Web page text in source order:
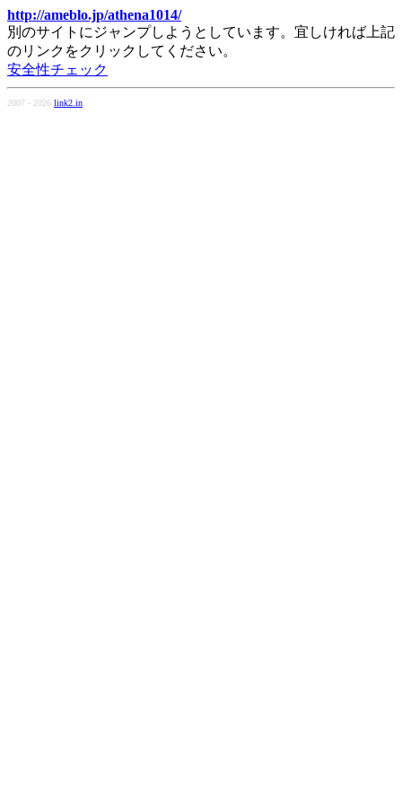
http://ameblo.jp/athena1014/
別のサイトにジャンプしようとしています。宜しければ上記
のリンクをクリックしてください。
安全性チェック
2007 - 2026 link2.in